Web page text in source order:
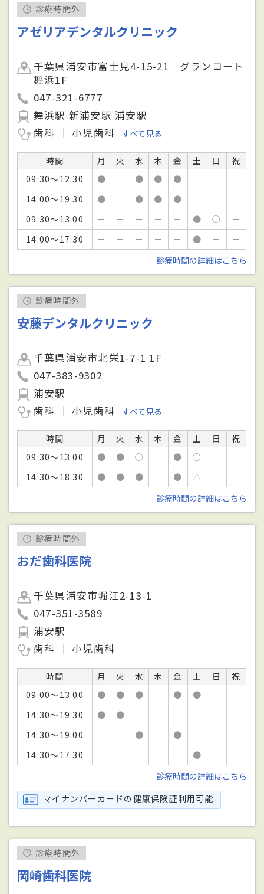
診療時間外
アゼリアデンタルクリニック
千葉県浦安市富士見4-15-21 グランコート
舞浜1F
047-321-6777
舞浜駅 新浦安駅 浦安駅
歯科
小児歯科 すべて見る
時間 月 火 水 木 金 土 日
祝
09:30～12:30
● － ● ● ● － －
－
14:00～19:30
● － ● ● ● － －
－
09:30～13:00
－ － － － － ● ○
－
14:00～17:30
－ － － － － ● －
－
診療時間の詳細はこちら
診療時間外
安藤デンタルクリニック
千葉県浦安市北栄1-7-1 1F
047-383-9302
浦安駅
歯科
小児歯科 すべて見る
時間 月 火 水 木 金 土 日
祝
09:30～13:00
● ● ○ － ● ○ －
－
14:30～18:30
● ● ● － ● △ －
－
診療時間の詳細はこちら
診療時間外
おだ歯科医院
千葉県浦安市堀江2-13-1
047-351-3589
浦安駅
歯科
小児歯科
時間 月 火 水 木 金 土 日
祝
09:00～13:00
● ● ● － ● ● －
－
14:30～19:30
● ● － － － － －
－
14:30～19:00
－ － ● － ● － －
－
14:30～17:30
－ － － － － ● －
－
診療時間の詳細はこちら
マイナンバーカードの健康保険証利用可能
診療時間外
岡崎歯科医院